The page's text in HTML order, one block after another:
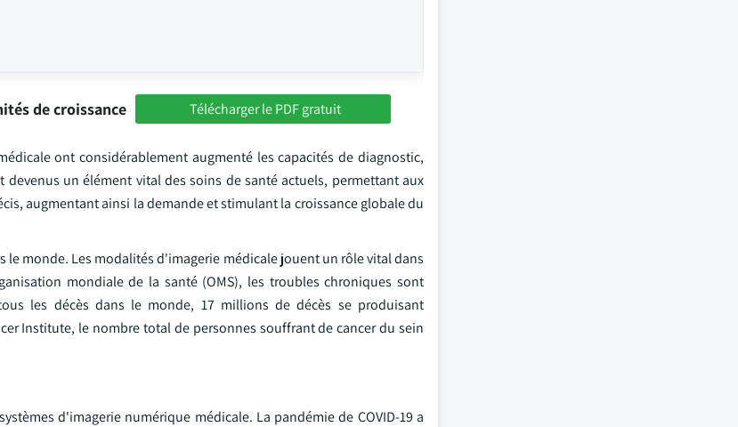
de croissance Télécharger le PDF gratuit
ont considérablement augmenté les capacités de diagnostic,
un élément vital des soins de santé actuels, permettant aux
augmentant ainsi la demande et stimulant la croissance globale du
monde. Les modalités d'imagerie médicale jouent un rôle vital dans
mondiale de la santé (OMS), les troubles chroniques sont
les décès dans le monde, 17 millions de décès se produisant
Institute, le nombre total de personnes souffrant de cancer du sein
d'imagerie numérique médicale. La pandémie de COVID-19 a